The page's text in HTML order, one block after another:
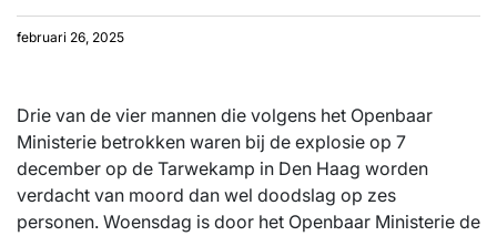
februari 26, 2025
Drie van de vier mannen die volgens het Openbaar
Ministerie betrokken waren bij de explosie op 7
december op de Tarwekamp in Den Haag worden
verdacht van moord dan wel doodslag op zes
personen. Woensdag is door het Openbaar Ministerie de